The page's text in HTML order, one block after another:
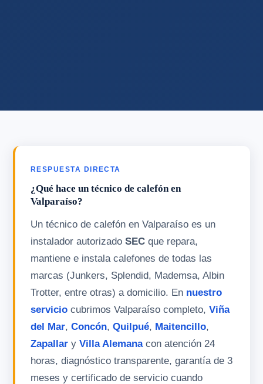
RESPUESTA DIRECTA
¿Qué hace un técnico de calefón en
Valparaíso?
Un técnico de calefón en Valparaíso es un
instalador autorizado SECque repara,
mantiene e instala calefones de todas las
marcas (Junkers, Splendid, Mademsa, Albin
Trotter, entre otras) a domicilio. En nuestro
serviciocubrimos Valparaíso completo, Viña
del Mar, Concón, Quilpué, Maitencillo,
Zapallary Villa Alemanacon atención 24
horas, diagnóstico transparente, garantía de 3
meses y certificado de servicio cuando